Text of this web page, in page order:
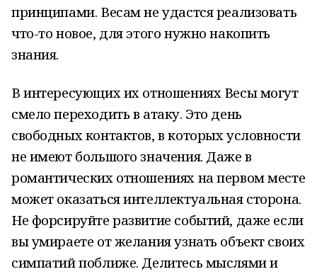
принципами. Весам не удастся реализовать
что-то новое, для этого нужно накопить
знания.
В интересующих их отношениях Весы могут
смело переходить в атаку. Это день
свободных контактов, в которых условности
не имеют большого значения. Даже в
романтических отношениях на первом месте
может оказаться интеллектуальная сторона.
Не форсируйте развитие событий, даже если
вы умираете от желания узнать объект своих
симпатий поближе. Делитесь мыслями и